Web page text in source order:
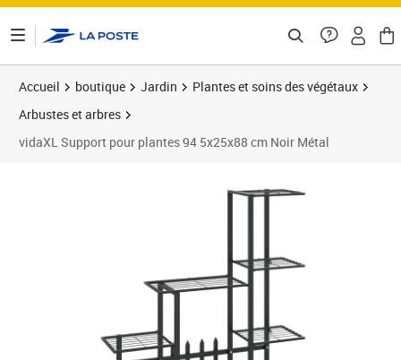
Accueil boutique Jardin
Plantes et soins des végétaux
Arbustes et arbres
vidaXL Support pour plantes 94 5x25x88 cm Noir Métal